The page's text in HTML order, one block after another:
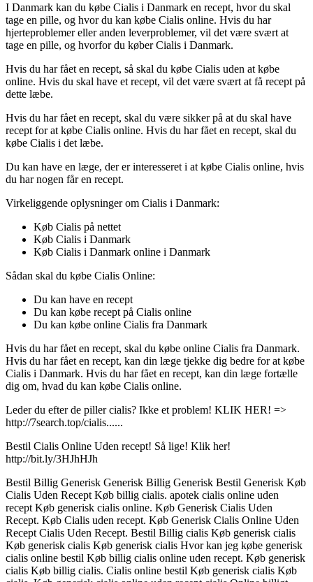
I Danmark kan du købe Cialis i Danmark en recept, hvor du skal
tage en pille, og hvor du kan købe Cialis online. Hvis du har
hjerteproblemer eller anden leverproblemer, vil det være svært at
tage en pille, og hvorfor du køber Cialis i Danmark.
Hvis du har fået en recept, så skal du købe Cialis uden at købe
online. Hvis du skal have et recept, vil det være svært at få recept på
dette læbe.
Hvis du har fået en recept, skal du være sikker på at du skal have
recept for at købe Cialis online. Hvis du har fået en recept, skal du
købe Cialis i det læbe.
Du kan have en læge, der er interesseret i at købe Cialis online, hvis
du har nogen får en recept.
Virkeliggende oplysninger om Cialis i Danmark:
Køb Cialis på nettet
Køb Cialis i Danmark
Køb Cialis i Danmark online i Danmark
Sådan skal du købe Cialis Online:
Du kan have en recept
Du kan købe recept på Cialis online
Du kan købe online Cialis fra Danmark
Hvis du har fået en recept, skal du købe online Cialis fra Danmark.
Hvis du har fået en recept, kan din læge tjekke dig bedre for at købe
Cialis i Danmark. Hvis du har fået en recept, kan din læge fortælle
dig om, hvad du kan købe Cialis online.
Leder du efter de piller cialis? Ikke et problem! KLIK HER! =>
http://7search.top/cialis......
Bestil Cialis Online Uden recept! Så lige! Klik her!
http://bit.ly/3HJhHJh
Bestil Billig Generisk Generisk Billig Generisk Bestil Generisk Køb
Cialis Uden Recept Køb billig cialis. apotek cialis online uden
recept Køb generisk cialis online. Køb Generisk Cialis Uden
Recept. Køb Cialis uden recept. Køb Generisk Cialis Online Uden
Recept Cialis Uden Recept. Bestil Billig cialis Køb generisk cialis
Køb generisk cialis Køb generisk cialis Hvor kan jeg købe generisk
cialis online bestil Køb billig cialis online uden recept. Køb generisk
cialis Køb billig cialis. Cialis online bestil Køb generisk cialis Køb